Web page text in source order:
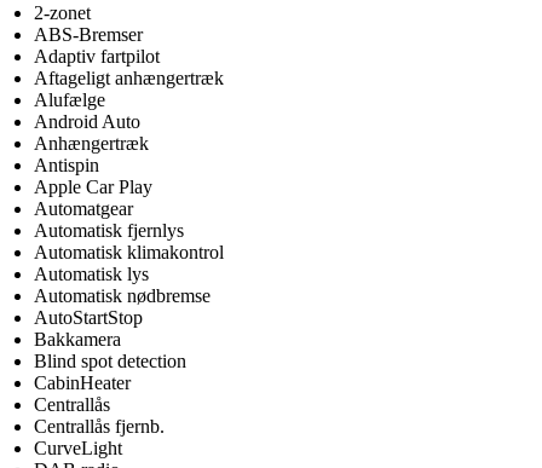
2-zonet
ABS-Bremser
Adaptiv fartpilot
Aftageligt anhængertræk
Alufælge
Android Auto
Anhængertræk
Antispin
Apple Car Play
Automatgear
Automatisk fjernlys
Automatisk klimakontrol
Automatisk lys
Automatisk nødbremse
AutoStartStop
Bakkamera
Blind spot detection
CabinHeater
Centrallås
Centrallås fjernb.
CurveLight